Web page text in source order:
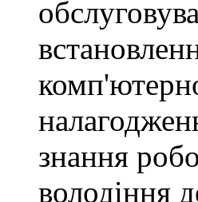
знання
володіння